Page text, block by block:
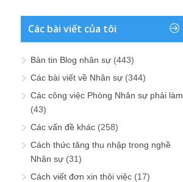
Các bài viết của tôi
Bản tin Blog nhân sự (443)
Các bài viết về Nhân sự (344)
Các công việc Phòng Nhân sự phải làm
(43)
Các vấn đề khác (258)
Cách thức tăng thu nhập trong nghề
Nhân sự (31)
Cách viết đơn xin thôi việc (17)